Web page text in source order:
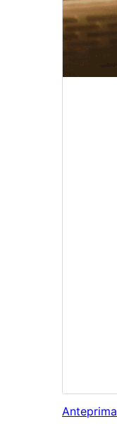
Anteprima